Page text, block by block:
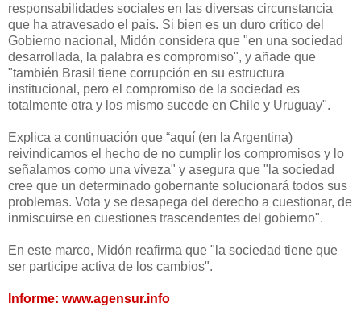
responsabilidades sociales en las diversas circunstancia
que ha atravesado el país. Si bien es un duro crítico del
Gobierno nacional, Midón considera que "en una sociedad
desarrollada, la palabra es compromiso", y añade que
"también Brasil tiene corrupción en su estructura
institucional, pero el compromiso de la sociedad es
totalmente otra y los mismo sucede en Chile y Uruguay".
Explica a continuación que “aquí (en la Argentina)
reivindicamos el hecho de no cumplir los compromisos y lo
señalamos como una viveza" y asegura que "la sociedad
cree que un determinado gobernante solucionará todos sus
problemas. Vota y se desapega del derecho a cuestionar, de
inmiscuirse en cuestiones trascendentes del gobierno".
En este marco, Midón reafirma que "la sociedad tiene que
ser participe activa de los cambios".
Informe: www.agensur.info